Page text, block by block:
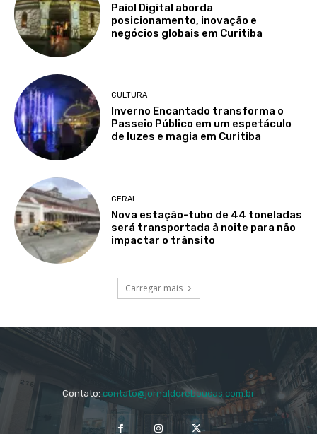
Paiol Digital aborda
posicionamento, inovação e
negócios globais em Curitiba
CULTURA
Inverno Encantado transforma o
Passeio Público em um espetáculo
de luzes e magia em Curitiba
GERAL
Nova estação-tubo de 44 toneladas
será transportada à noite para não
impactar o trânsito
Carregar mais
Contato: contato@jornaldoreboucas.com.br